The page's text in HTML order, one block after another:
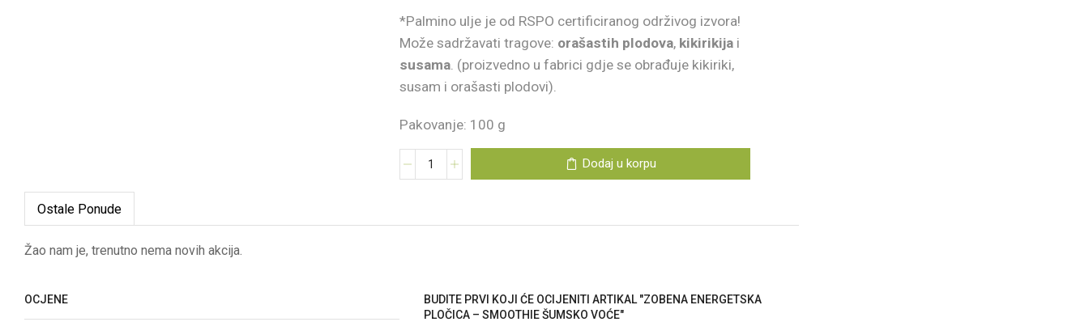
*Palmino ulje je od RSPO certificiranog održivog izvora!
Može sadržavati tragove: orašastih plodova, kikirikija i
susama. (proizvedno u fabrici gdje se obrađuje kikiriki,
susam i orašasti plodovi).
Pakovanje: 100 g
Dodaj u korpu
Ostale Ponude
Žao nam je, trenutno nema novih akcija.
OCJENE
BUDITE PRVI KOJI ĆE OCIJENITI ARTIKAL "ZOBENA ENERGETSKA
PLOČICA – SMOOTHIE ŠUMSKO VOĆE"